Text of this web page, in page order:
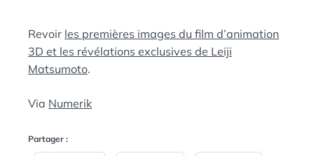
Revoir les premières images du film d’animation
3D et les révélations exclusives de Leiji
Matsumoto.
Via Numerik
Partager :